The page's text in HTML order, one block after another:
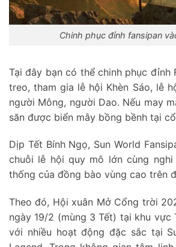
Chinh phục đỉnh fansipan
Tại đây bạn có thể chinh phục đỉnh
treo, tham gia lễ hội Khèn Sáo, lễ
người Mông, người Dao. Nếu may
săn được biển mây bồng bềnh tại
Dịp Tết Bính Ngọ, Sun World
chuỗi lễ hội quy mô lớn cùng
thống của đồng bào vùng cao trên
Theo đó, Hội xuân Mở Cổng trời
ngày 19/2 (mùng 3 Tết) tại khu vực
với nhiều hoạt động đặc sắc tại